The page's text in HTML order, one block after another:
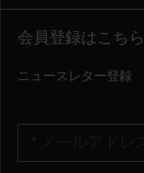
会員登録はこちら
ニュースレター登録